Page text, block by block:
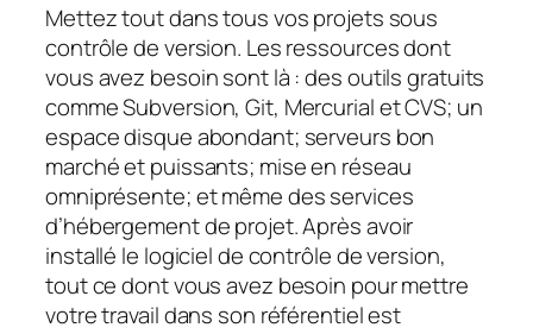
Mettez tout dans tous vos projets sous
contrôle de version. Les ressources dont
vous avez besoin sont là : des outils gratuits
comme Subversion, Git, Mercurial et CVS; un
espace disque abondant; serveurs bon
marché et puissants; mise en réseau
omniprésente; et même des services
d’hébergement de projet. Après avoir
installé le logiciel de contrôle de version,
tout ce dont vous avez besoin pour mettre
votre travail dans son référentiel est